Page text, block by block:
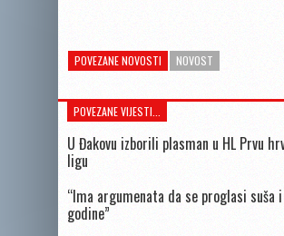
POVEZANE NOVOSTI NOVOST
POVEZANE VIJESTI...
U Đakovu izborili plasman u HL Prvu
ligu
“Ima argumenata da se proglasi suša
godine”